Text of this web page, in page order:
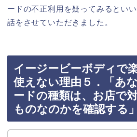
ードの不正利用を疑ってみるとい
話をさせていただきました。
イージービーボディで
使えない理由５．「あ
ードの種類は、お店で
ものなのかを確認する」